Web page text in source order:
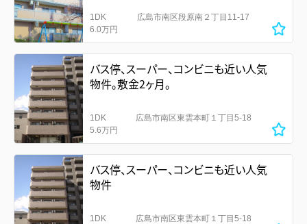
1DK
6.0万円
広島市南区段原南２丁目11-17
バス停、スーパー、コンビニも近い人気
物件。敷金2ヶ月。
1DK
5.6万円
広島市南区東雲本町１丁目5-18
バス停、スーパー、コンビニも近い人気
物件
1DK
広島市南区東雲本町１丁目5-18